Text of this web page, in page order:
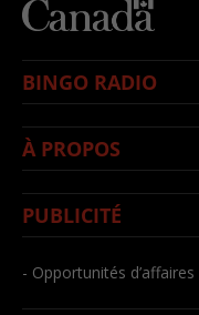
BINGO RADIO
À PROPOS
PUBLICITÉ
- Opportunités d’affaires